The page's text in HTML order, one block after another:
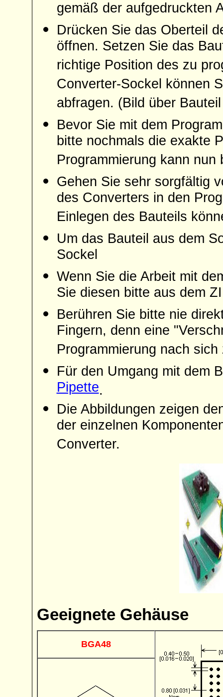
gemäß der aufgedruckten
Drücken Sie das Oberteil
öffnen. Setzen Sie das
richtige Position des zu
Converter-Sockel können
abfragen. (Bild über
Bevor Sie mit dem
bitte nochmals die exakte
Programmierung kann nun
Gehen Sie sehr sorgfältig
des Converters in den
Einlegen des Bauteils
Um das Bauteil aus dem
Sockel
Wenn Sie die Arbeit mit
Sie diesen bitte aus dem
Berühren Sie bitte nie
Fingern, denn eine
Programmierung nach sich
Für den Umgang mit dem
Pipette.
Die Abbildungen zeigen
der einzelnen
Converter.
Geeignete Gehäuse
BGA48